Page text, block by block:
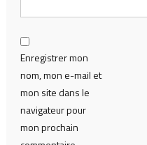
Enregistrer mon
nom, mon e-mail et
mon site dans le
navigateur pour
mon prochain